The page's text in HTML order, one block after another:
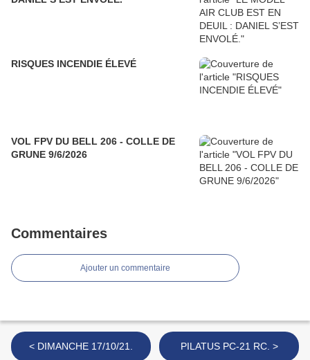
RISQUES INCENDIE ÉLEVÉ
VOL FPV DU BELL 206 - COLLE DE
GRUNE 9/6/2026
Commentaires
Ajouter un commentaire
< DIMANCHE 17/10/21. PILATUS PC-21 RC. >